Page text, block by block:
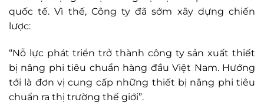
quốc tế. Vì thế, Công ty đã sớm xây dựng chiến
lược:
“Nỗ lực phát triển trở thành công ty sản xuất thiết
bị nâng phi tiêu chuẩn hàng đầu Việt Nam. Hướng
tới là đơn vị cung cấp những thiết bị nâng phi tiêu
chuẩn ra thị trường thế giới”.